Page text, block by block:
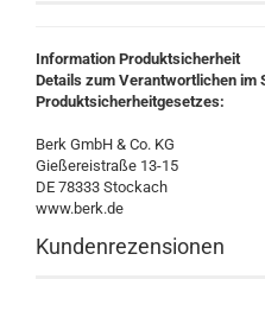
Information Produktsicherheit
Details zum Verantwortlichen im
Produktsicherheitgesetzes:
Berk GmbH & Co. KG
Gießereistraße 13-15
DE 78333 Stockach
www.berk.de
Kundenrezensionen